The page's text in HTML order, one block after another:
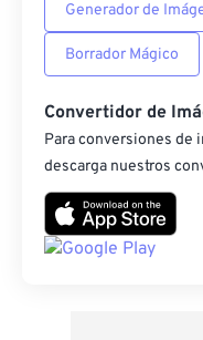
Generador de
Borrador Mágico
Convertidor de
Para conversiones de
descarga nuestros